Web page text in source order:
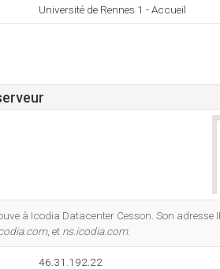
Université de Rennes 1 - Accueil
à Icodia Datacenter Cesson. Son
, et ns.icodia.com.
46.31.192.22